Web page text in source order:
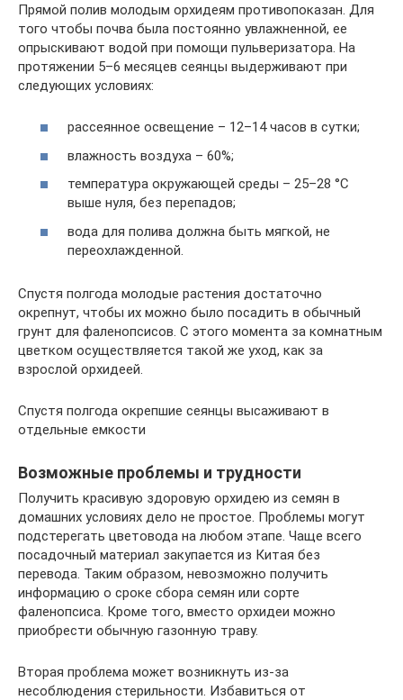
Прямой полив молодым орхидеям противопоказан. Для
того чтобы почва была постоянно увлажненной, ее
опрыскивают водой при помощи пульверизатора. На
протяжении 5–6 месяцев сеянцы выдерживают при
следующих условиях:
рассеянное освещение – 12–14 часов в сутки;
влажность воздуха – 60%;
температура окружающей среды – 25–28 °С
выше нуля, без перепадов;
вода для полива должна быть мягкой, не
переохлажденной.
Спустя полгода молодые растения достаточно
окрепнут, чтобы их можно было посадить в обычный
грунт для фаленопсисов. С этого момента за комнатным
цветком осуществляется такой же уход, как за
взрослой орхидеей.
Спустя полгода окрепшие сеянцы высаживают в
отдельные емкости
Возможные проблемы и трудности
Получить красивую здоровую орхидею из семян в
домашних условиях дело не простое. Проблемы могут
подстерегать цветовода на любом этапе. Чаще всего
посадочный материал закупается из Китая без
перевода. Таким образом, невозможно получить
информацию о сроке сбора семян или сорте
фаленопсиса. Кроме того, вместо орхидеи можно
приобрести обычную газонную траву.
Вторая проблема может возникнуть из-за
несоблюдения стерильности. Избавиться от